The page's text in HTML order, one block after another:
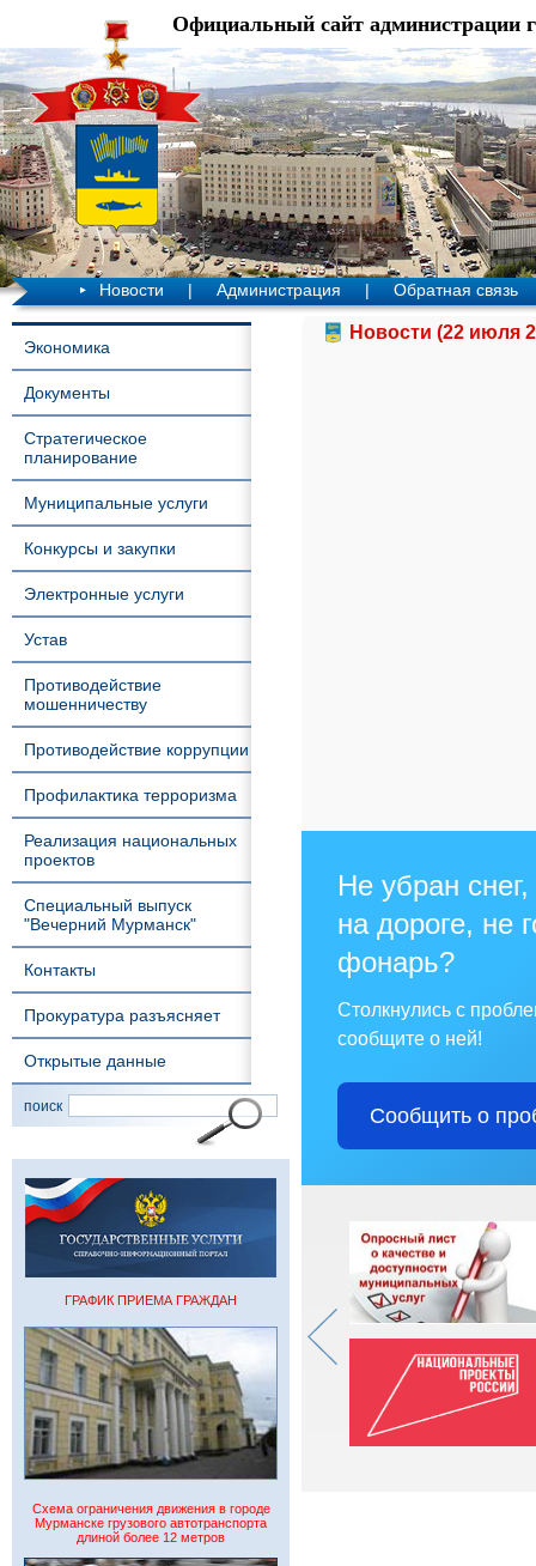
Официальный сайт администрации
Новости | Администрация | Обратная связь
Экономика
Документы
Стратегическое
планирование
Муниципальные услуги
Конкурсы и закупки
Электронные услуги
Устав
Противодействие
мошенничеству
Противодействие коррупции
Профилактика терроризма
Реализация национальных
проектов
Специальный выпуск
"Вечерний Мурманск"
Контакты
Прокуратура разъясняет
Открытые данные
поиск
ГРАФИК ПРИЕМА ГРАЖДАН
Схема ограничения движения в городе
Мурманске грузового автотранспорта
длиной более 12 метров
Новости (22 июля
Не убран
на дороге, не
фонарь?
Столкнулись с
сообщите о ней!
Сообщить о